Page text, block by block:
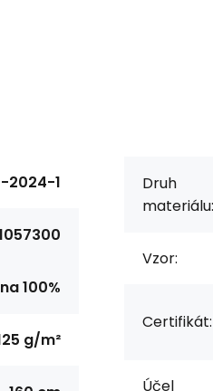
2024-1
100%
g/m²
Druh
materiálu:
Vzor:
Certifikát:
Účel